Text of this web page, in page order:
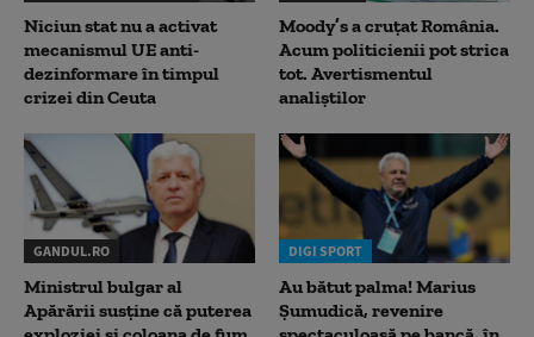
Niciun stat nu a activat
mecanismul UE anti-
dezinformare în timpul
crizei din Ceuta
Moody’s a cruțat România.
Acum politicienii pot strica
tot. Avertismentul
analiștilor
GANDUL.RO
Ministrul bulgar al
Apărării susține că puterea
DIGI SPORT
Au bătut palma! Marius
Șumudică, revenire